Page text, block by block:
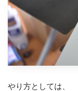
やり方としては、